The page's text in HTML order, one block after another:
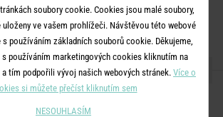
PRODUKTY ZE SÉRIE
soubory cookie. Cookies jsou malé soubory,
ve vašem prohlížeči. Návštěvou této webové
používáním základních souborů cookie. Děkujeme,
používáním marketingových cookies kliknutím na
tím podpořili vývoj našich webových stránek. Více o
si můžete přečíst kliknutím sem
NESOUHLASÍM